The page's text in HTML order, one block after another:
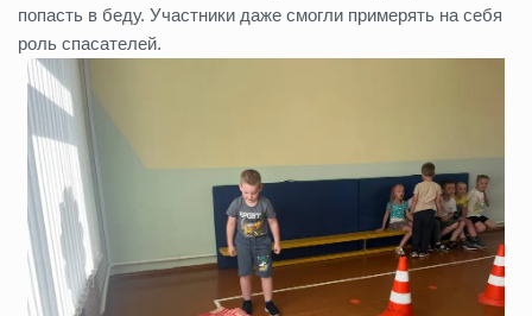
попасть в беду. Участники даже смогли примерять на себя
роль спасателей.